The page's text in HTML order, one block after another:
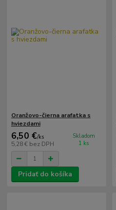
Oranžovo-čierna arafatka s
hviezdami
6,50 €/ks
5,28 € bez DPH
Skladom
1 ks
Pridať do košíka